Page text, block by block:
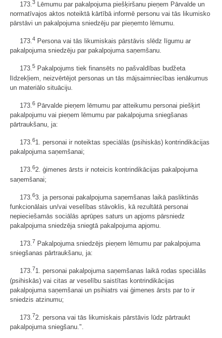
173. 3
Lēmumu par pakalpojuma piešķiršanu pieņem Pārvalde un
normatīvajos aktos noteiktā kārtībā informē personu vai tās likumisko
pārstāvi un pakalpojuma sniedzēju par pieņemto lēmumu.
173.4 Persona vai tās likumiskais pārstāvis slēdz līgumu ar
pakalpojuma sniedzēju par pakalpojuma saņemšanu.
173.5 Pakalpojums tiek finansēts no pašvaldības budžeta
līdzekļiem, neizvērtējot personas un tās mājsaimniecības ienākumus
un materiālo situāciju.
173. 6 Pārvalde pieņem lēmumu par atteikumu personai piešķirt
pakalpojumu vai pieņem lēmumu par pakalpojuma sniegšanas
pārtraukšanu, ja:
173.61. personai ir noteiktas speciālās (psihiskās) kontrindikācijas
pakalpojuma saņemšanai;
173.62. ģimenes ārsts ir noteicis kontrindikācijas pakalpojuma
saņemšanai;
173. 63. ja personai pakalpojuma saņemšanas laikā pasliktinās
funkcionālais un/vai veselības stāvoklis, kā rezultātā personai
nepieciešamās sociālās aprūpes saturs un apjoms pārsniedz
pakalpojuma sniedzēja sniegtā pakalpojuma apjomu.
173.7 Pakalpojuma sniedzējs pieņem lēmumu par pakalpojuma
sniegšanas pārtraukšanu, ja:
173.71. personai pakalpojuma saņemšanas laikā rodas speciālās
(psihiskās) vai citas ar veselību saistītas kontrindikācijas
pakalpojuma saņemšanai un psihiatrs vai ģimenes ārsts par to ir
sniedzis atzinumu;
173. 72. persona vai tās likumiskais pārstāvis lūdz pārtraukt
pakalpojuma sniegšanu.".